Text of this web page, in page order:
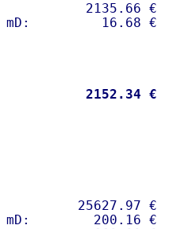
2135.66 €
2152.34 €
25627.97 €
mD:        200.16 €